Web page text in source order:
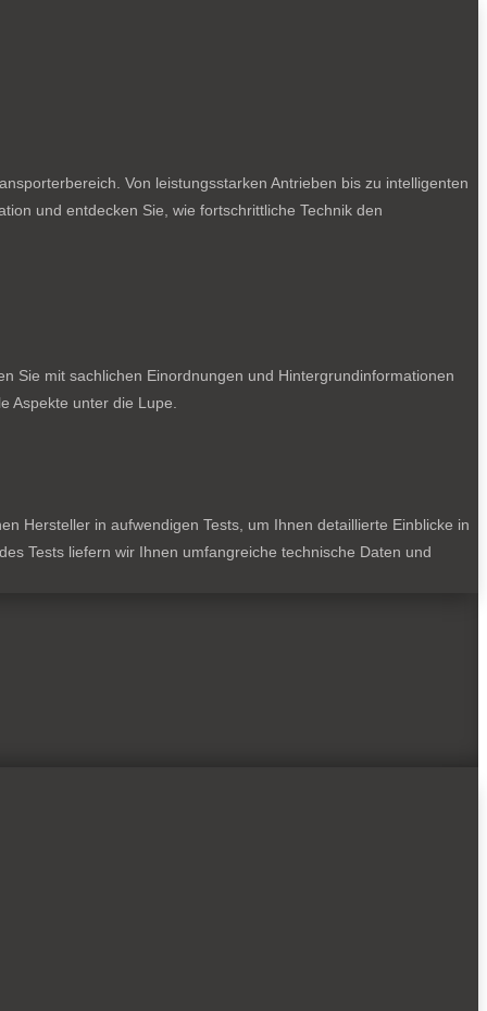
Von leistungsstarken Antrieben bis zu intelligenten
und entdecken Sie, wie fortschrittliche Technik den
Sie mit sachlichen Einordnungen und Hintergrundinformationen
Aspekte unter die Lupe.
Hersteller in aufwendigen Tests, um Ihnen detaillierte Einblicke in
Tests liefern wir Ihnen umfangreiche technische Daten und